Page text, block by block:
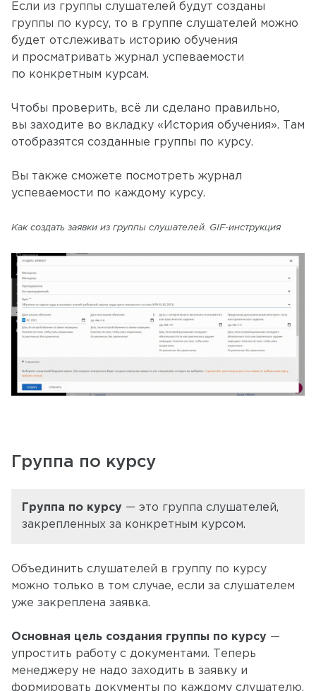
Если из группы слушателей будут созданы
группы по курсу, то в группе слушателей можно
будет отслеживать историю обучения
и просматривать журнал успеваемости
по конкретным курсам.
Чтобы проверить, всё ли сделано правильно,
вы заходите во вкладку «История обучения». Там
отобразятся созданные группы по курсу.
Вы также сможете посмотреть журнал
успеваемости по каждому курсу.
Как создать заявки из группы слушателей. GIF-инструкция
Группа по курсу
Группа по курсу — это группа слушателей,
закрепленных за конкретным курсом.
Объединить слушателей в группу по курсу
можно только в том случае, если за слушателем
уже закреплена заявка.
Основная цель создания группы по курсу —
упростить работу с документами. Теперь
менеджеру не надо заходить в заявку и
формировать документы по каждому слушателю.